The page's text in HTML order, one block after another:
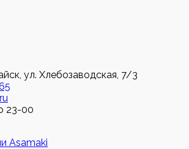
ул. Хлебозаводская, 7/3
23-00
Asamaki